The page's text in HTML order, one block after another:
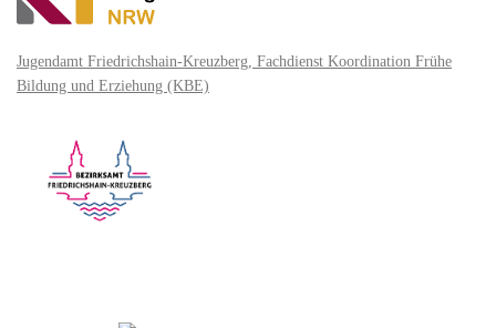
Jugendamt Friedrichshain-Kreuzberg, Fachdienst Koordination Frühe
Bildung und Erziehung (KBE)